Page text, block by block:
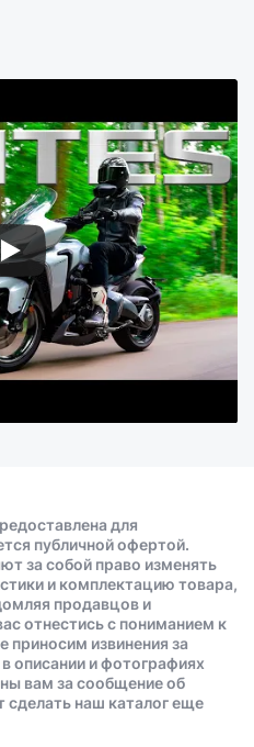
для
публичной офертой.
за собой право изменять
и комплектацию товара,
продавцов и
отнестись с пониманием к
приносим извинения за
описании и фотографиях
вам за сообщение об
наш каталог еще